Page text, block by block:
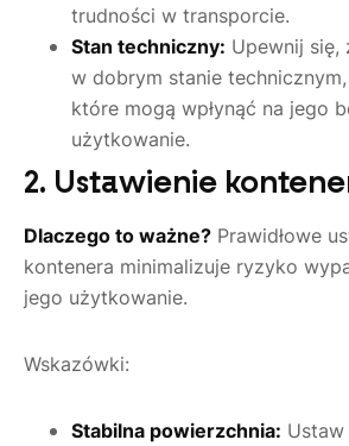
trudności w transporcie.
Stan techniczny: Upewnij się,
w dobrym stanie
które mogą wpłynąć na jego
użytkowanie.
2. Ustawienie
Dlaczego to ważne? Prawidłowe
kontenera minimalizuje ryzyko
jego użytkowanie.
Wskazówki:
Stabilna powierzchnia: